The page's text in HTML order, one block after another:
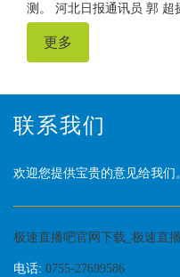
测。 河北日报通讯员 郭 超
更多
联系我们
欢迎您提供宝贵的意见给我们
极速直播吧官网下载_极速直
电话: 0755-27699586